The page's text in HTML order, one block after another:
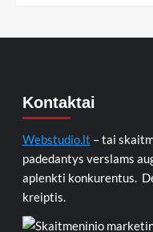
Kontaktai
Webstudio.lt – tai
padedantys verslams
aplenkti konkurentus.
kreiptis.